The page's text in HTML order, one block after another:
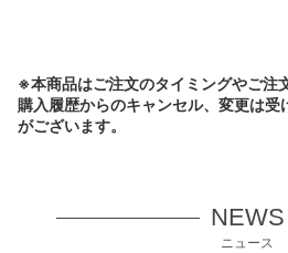
※本商品はご注文のタイミングやご注
購入履歴からのキャンセル、変更は受
がございます。
NEWS
ニュース